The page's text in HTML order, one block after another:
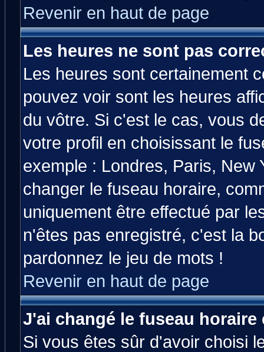
Revenir en haut de page
Les heures ne sont pas
Les heures sont certainement
pouvez voir sont les heures
du vôtre. Si c'est le cas, vous
votre profil en choisissant le
exemple : Londres, Paris, New
changer le fuseau horaire,
uniquement être effectué par
n'êtes pas enregistré, c'est la
pardonnez le jeu de mots !
Revenir en haut de page
J'ai changé le fuseau
Si vous êtes sûr d'avoir choisi